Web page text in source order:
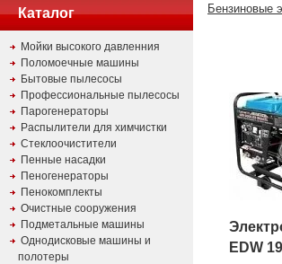
Каталог
Мойки высокого давленния
Поломоечные машины
Бытовые пылесосы
Профессиональные пылесосы
Парогенераторы
Распылители для химчистки
Стеклоочистители
Пенные насадки
Пеногенераторы
Пенокомплекты
Очистные сооружения
Подметальные машины
Однодисковые машины и
полотеры
Бензиновые
EDW